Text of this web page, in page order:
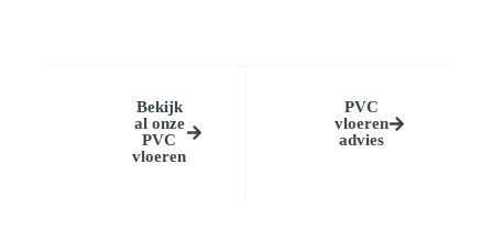
Bekijk
al onze
PVC
vloeren
PVC
vloeren
advies